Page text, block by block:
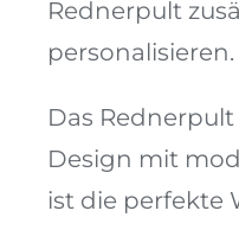
Rednerpult
personalisieren.
Das
Design mit
ist die perfekte